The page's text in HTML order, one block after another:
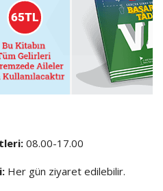
08.00-17.00
Her gün ziyaret edilebilir.